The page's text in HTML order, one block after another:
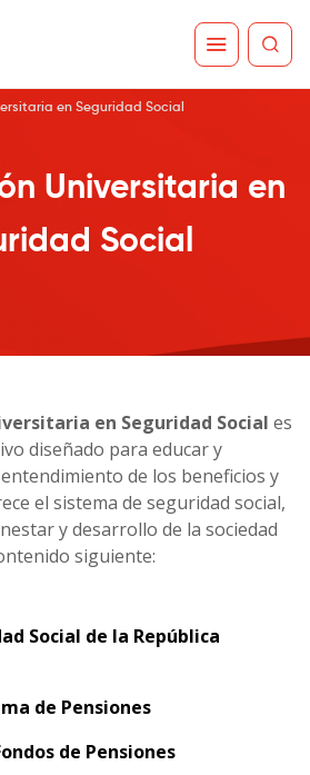
en Seguridad Social
Universitaria en
Social
en Seguridad Social es
diseñado para educar y
de los beneficios y
el sistema de seguridad social,
y desarrollo de la sociedad
siguiente:
Social de la República
de Pensiones
de Pensiones